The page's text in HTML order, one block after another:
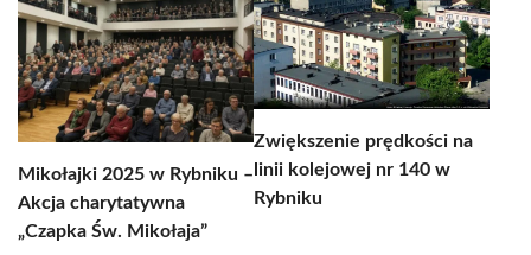
Mikołajki 2025 w Rybniku –
Akcja charytatywna
„Czapka Św. Mikołaja”
Zwiększenie prędkości na
linii kolejowej nr 140 w
Rybniku